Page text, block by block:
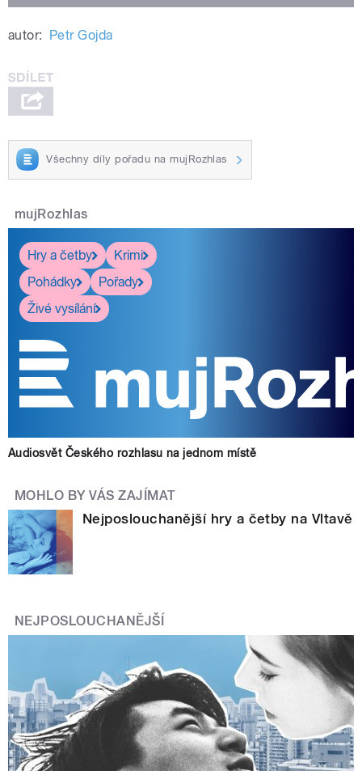
autor: Petr Gojda
Všechny díly pořadu na mujRozhlas
mujRozhlas
Hry a četby
Krimi
Pohádky
Pořady
Živé vysílání
Audiosvět Českého rozhlasu na jednom místě
MOHLO BY VÁS ZAJÍMAT
Nejposlouchanější hry a četby na Vltavě
NEJPOSLOUCHANĚJŠÍ